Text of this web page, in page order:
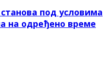
под условима
на одређено време